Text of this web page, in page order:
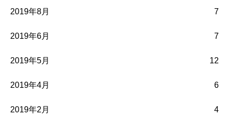
2019年8月 7
2019年6月 7
2019年5月 12
2019年4月 6
2019年2月 4